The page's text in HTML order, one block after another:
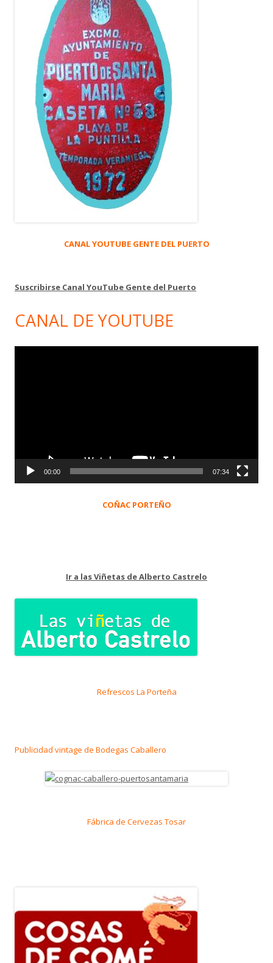
CANAL YOUTUBE GENTE DEL PUERTO
Suscribirse Canal YouTube Gente del Puerto
CANAL DE YOUTUBE
00:00 07:34
COÑAC PORTEÑO
Ir a las Viñetas de Alberto Castrelo
Refrescos La Porteña
Publicidad vintage de Bodegas Caballero
Fábrica de Cervezas Tosar